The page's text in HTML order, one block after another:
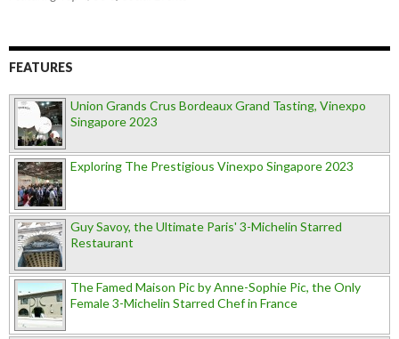
FEATURES
Union Grands Crus Bordeaux Grand Tasting, Vinexpo
Singapore 2023
Exploring The Prestigious Vinexpo Singapore 2023
Guy Savoy, the Ultimate Paris' 3-Michelin Starred
Restaurant
The Famed Maison Pic by Anne-Sophie Pic, the Only
Female 3-Michelin Starred Chef in France